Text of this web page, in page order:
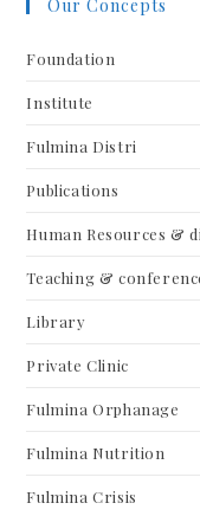
Our Concepts
Foundation
Institute
Fulmina Distri
Publications
Human Resources &
Teaching &
Library
Private Clinic
Fulmina Orphanage
Fulmina Nutrition
Fulmina Crisis